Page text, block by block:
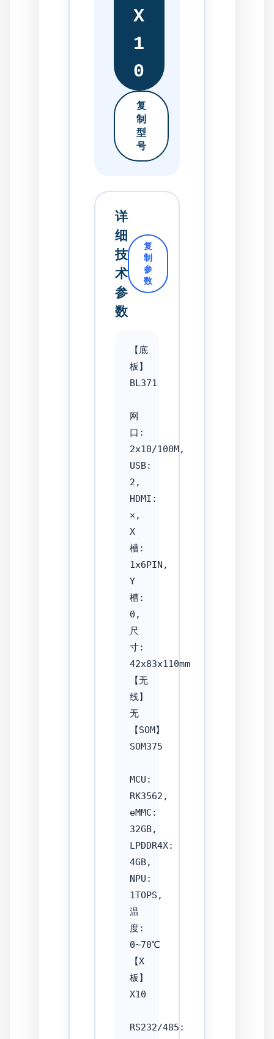
X
1
0
复
制
型
号
详
细
技
术
参
数
复
制
参
数
【底
板】
BL371
网
口:
2x10/100M,
USB:
2,
HDMI:
×,
X
槽:
1x6PIN,
Y
槽:
0,
尺
寸:
42x83x110mm
【无
线】
无
【SOM】
SOM375
MCU:
RK3562,
eMMC:
32GB,
LPDDR4X:
4GB,
NPU:
1TOPS,
温
度:
0~70℃
【X
板】
X10
RS232/485: